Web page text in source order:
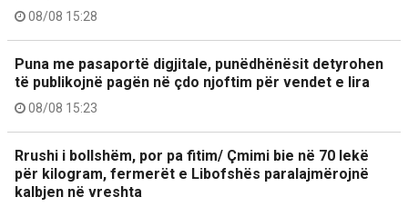
08/08 15:28
Puna me pasaportë digjitale, punëdhënësit detyrohen
të publikojnë pagën në çdo njoftim për vendet e lira
08/08 15:23
Rrushi i bollshëm, por pa fitim/ Çmimi bie në 70 lekë
për kilogram, fermerët e Libofshës paralajmërojnë
kalbjen në vreshta